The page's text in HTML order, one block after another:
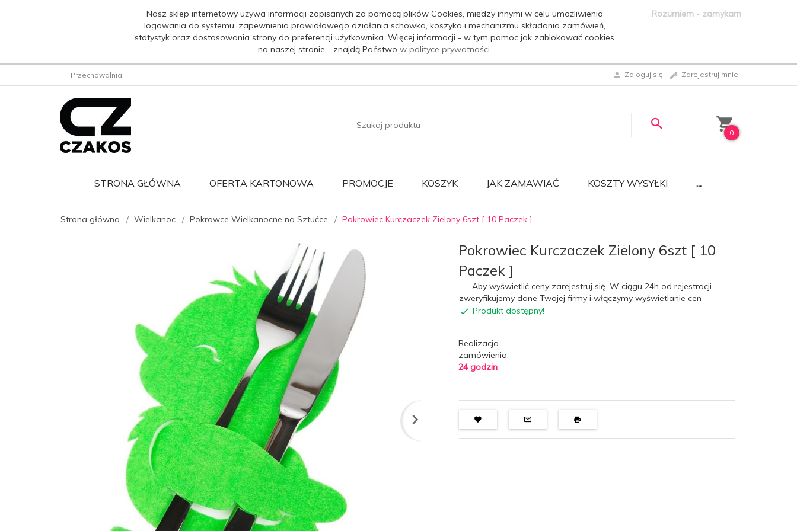
Nasz sklep internetowy używa informacji zapisanych za pomocą plików Cookies, między innymi w celu umożliwienia
logowania do systemu, zapewnienia prawidłowego działania schowka, koszyka i mechanizmu składania zamówień,
statystyk oraz dostosowania strony do preferencji użytkownika. Więcej informacji - w tym pomoc jak zablokować cookies
na naszej stronie - znajdą Państwo w polityce prywatności.
Rozumiem - zamykam
Przechowalnia Zaloguj się Zarejestruj mnie
0
STRONA GŁÓWNA OFERTA KARTONOWA PROMOCJE KOSZYK JAK ZAMAWIAĆ KOSZTY WYSYŁKI ...
Strona główna Wielkanoc Pokrowce Wielkanocne na Sztućce Pokrowiec Kurczaczek Zielony 6szt [ 10 Paczek ]
Pokrowiec Kurczaczek Zielony 6szt [ 10
Paczek ]
--- Aby wyświetlić ceny zarejestruj się. W ciągu 24h od rejestracji
zweryfikujemy dane Twojej firmy i włączymy wyświetlanie cen ---
Produkt dostępny!
Realizacja
zamówienia:
24 godzin